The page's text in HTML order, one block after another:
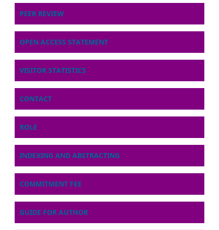
PEER REVIEW
OPEN ACCESS STATEMENT
VISITOR STATISTICS
CONTACT
ROLE
INDEXING AND ABSTRACTING
COMMITMENT FEE
GUIDE FOR AUTHOR